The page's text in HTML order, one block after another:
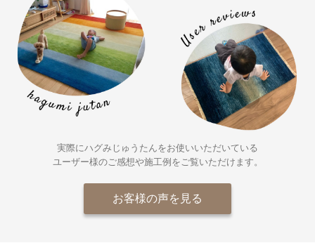
実際にハグみじゅうたんをお使いいただいている
ユーザー様のご感想や施工例をご覧いただけます。
お客様の声を見る